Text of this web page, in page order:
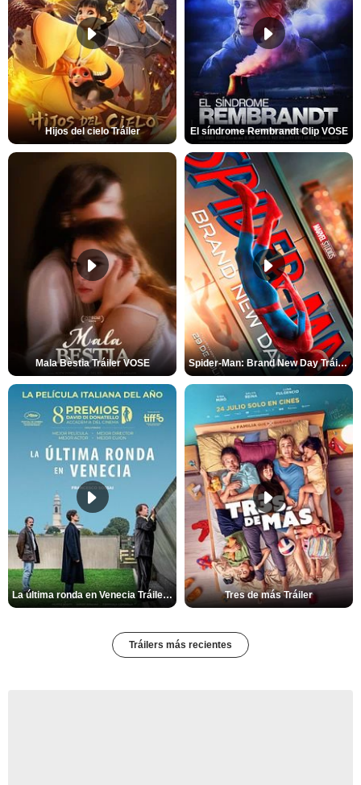
Hijos del cielo Tráiler El síndrome Rembrandt Clip VOSE
Mala Bèstia Tráiler VOSE Spider-Man: Brand New Day Tráiler (3)
La última ronda en Venecia Tráiler VOSE Tres de más Tráiler
Tráilers más recientes